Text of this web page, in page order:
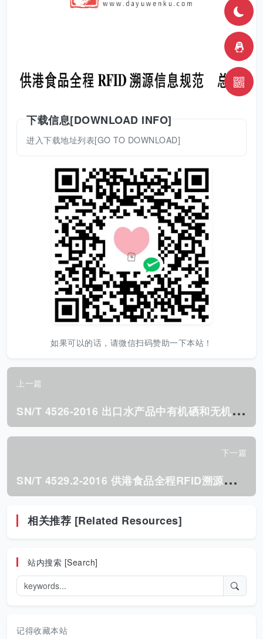
下载信息[DOWNLOAD INFO]
进入下载地址列表[GO TO DOWNLOAD]
如果可以的话，请微信扫码赞助一下本站！
上一篇
S
N/T 4526-2016 出口水产品中有机硒和无机硒的测定 氢化物发生原子荧光光谱法.pdf
下一篇
S
N/T 4529.2-2016 供港食品全程RFID溯源规程 第2部分:蔬菜.pdf
相关推荐 [Related Resources]
站内搜索 [Search]
记得收藏本站